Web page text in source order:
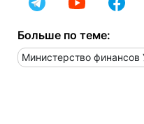
Больше по теме:
Министерство финансов